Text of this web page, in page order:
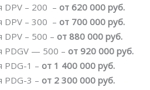
DPV – 200 – от 620 000 руб.
DPV – 300 – от 700 000 руб.
DPV – 500 – от 880 000 руб.
PDGV — 500 – от 920 000 руб.
PDG-1 – от 1 400 000 руб.
PDG-3 – от 2 300 000 руб.